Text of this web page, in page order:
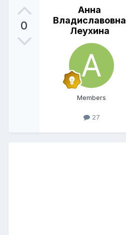
0
Анна
Владиславовна
Леухина
Members
27